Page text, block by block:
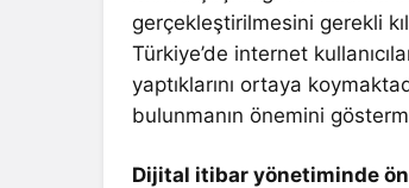
gerçekleştirilmesini gerekli
Türkiye’de internet
yaptıklarını ortaya
bulunmanın önemini
Dijital itibar yönetiminde